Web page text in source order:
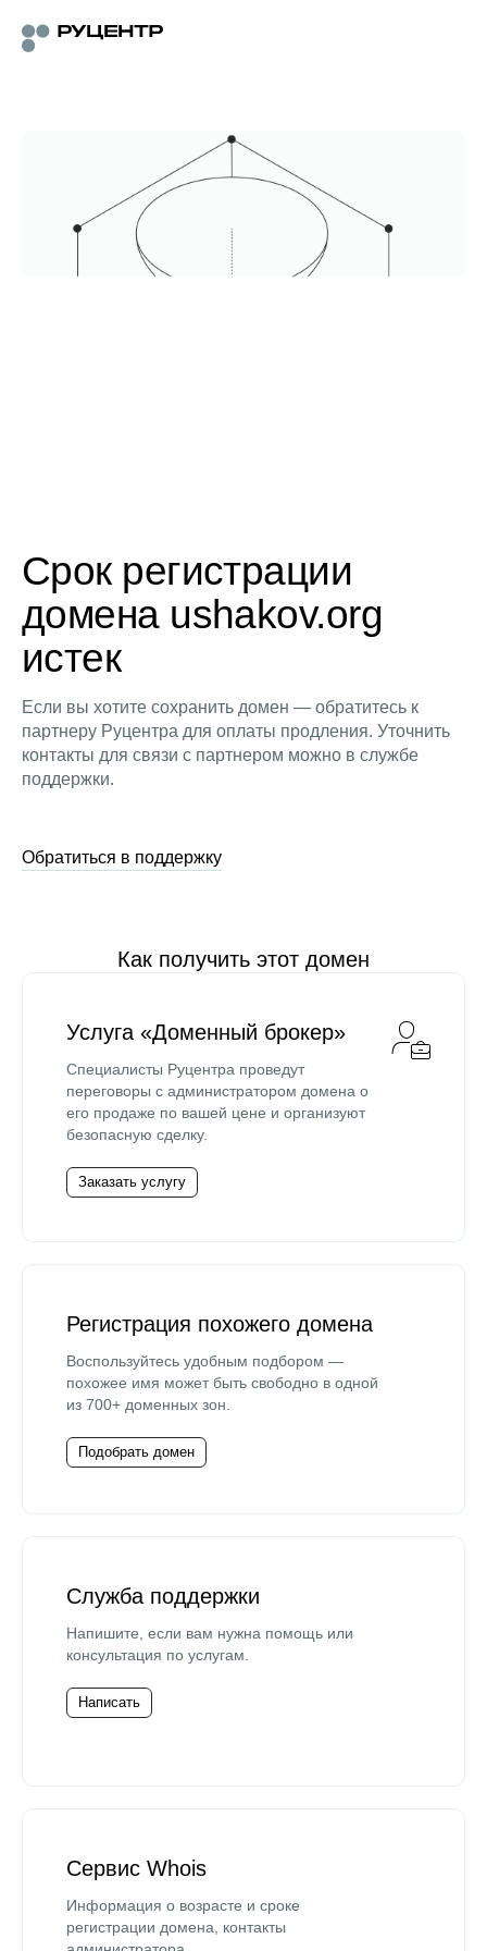
Срок регистрации
домена ushakov.org
истек
Если вы хотите сохранить домен — обратитесь к
партнеру Руцентра для оплаты продления. Уточнить
контакты для связи с партнером можно в службе
поддержки.
Обратиться в поддержку
Как получить этот домен
Услуга «Доменный брокер»
Специалисты Руцентра проведут
переговоры с администратором домена о
его продаже по вашей цене и организуют
безопасную сделку.
Заказать услугу
Регистрация похожего домена
Воспользуйтесь удобным подбором —
похожее имя может быть свободно в одной
из 700+ доменных зон.
Подобрать домен
Служба поддержки
Напишите, если вам нужна помощь или
консультация по услугам.
Написать
Сервис Whois
Информация о возрасте и сроке
регистрации домена, контакты